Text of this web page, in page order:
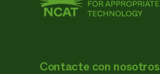
Contacte con nosotros